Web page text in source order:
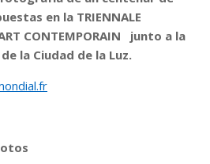
en la TRIENNALE
CONTEMPORAIN junto a la
la Ciudad de la Luz.